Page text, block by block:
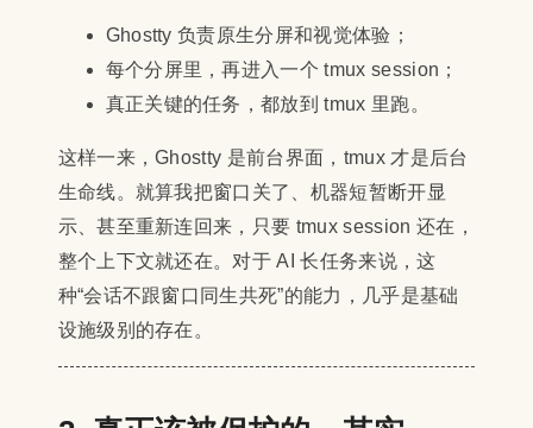
Ghostty 负责原生分屏和视觉体验；
每个分屏里，再进入一个 tmux session；
真正关键的任务，都放到 tmux 里跑。
这样一来，Ghostty 是前台界面，tmux 才是后台
生命线。就算我把窗口关了、机器短暂断开显
示、甚至重新连回来，只要 tmux session 还在，
整个上下文就还在。对于 AI 长任务来说，这
种“会话不跟窗口同生共死”的能力，几乎是基础
设施级别的存在。